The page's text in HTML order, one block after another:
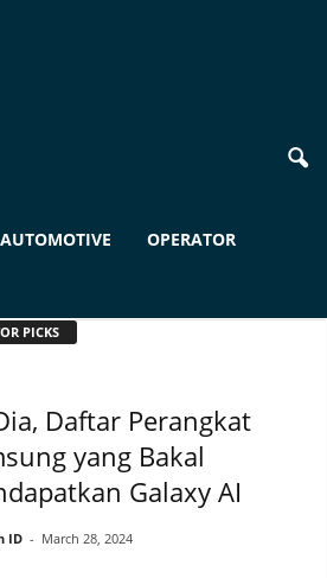
AUTOMOTIVE OPERATOR
PICKS
Daftar Perangkat
yang Bakal
Galaxy AI
ID - March 28, 2024